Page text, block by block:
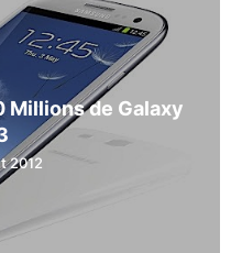
Millions de Galaxy
2012